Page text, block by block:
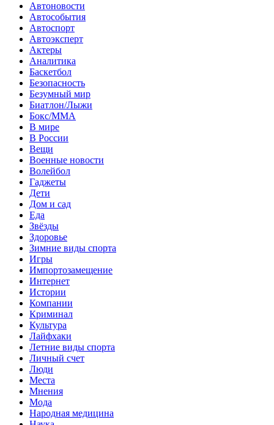
Автоновости
Автособытия
Автоспорт
Автоэксперт
Актеры
Аналитика
Баскетбол
Безопасность
Безумный мир
Биатлон/Лыжи
Бокс/MMA
В мире
В России
Вещи
Военные новости
Волейбол
Гаджеты
Дети
Дом и сад
Еда
Звёзды
Здоровье
Зимние виды спорта
Игры
Импортозамещение
Интернет
Истории
Компании
Криминал
Культура
Лайфхаки
Летние виды спорта
Личный счет
Люди
Места
Мнения
Мода
Народная медицина